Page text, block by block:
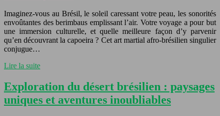
Imaginez-vous au Brésil, le soleil caressant votre peau, les sonorités
envoûtantes des berimbaus emplissant l’air. Votre voyage a pour but
une immersion culturelle, et quelle meilleure façon d’y parvenir
qu’en découvrant la capoeira ? Cet art martial afro-brésilien singulier
conjugue…
Lire la suite
Exploration du désert brésilien : paysages
uniques et aventures inoubliables